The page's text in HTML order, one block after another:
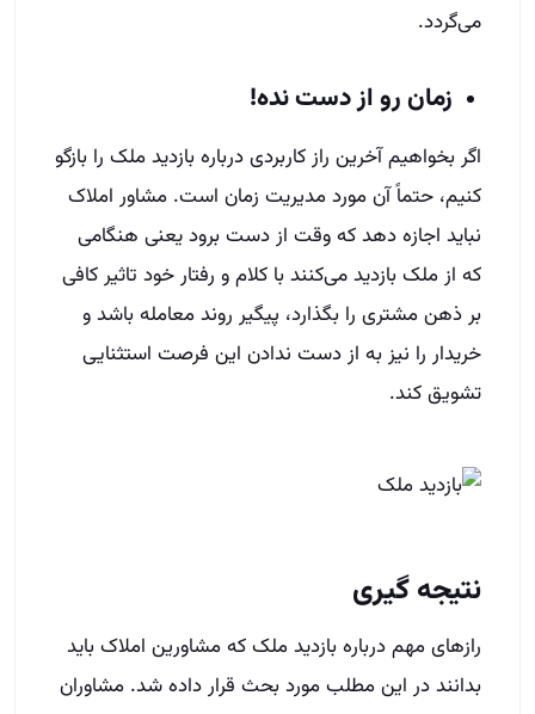
می‌گردد.
زمان رو از دست نده!
اگر بخواهیم آخرین راز کاربردی درباره بازدید ملک را بازگو
کنیم، حتماً آن مورد مدیریت زمان است. مشاور املاک
نباید اجازه دهد که وقت از دست برود یعنی هنگامی
که از ملک بازدید می‌کنند با کلام و رفتار خود تاثیر کافی
بر ذهن مشتری را بگذارد، پیگیر روند معامله باشد و
خریدار را نیز به از دست ندادن این فرصت استثنایی
تشویق کند.
نتیجه گیری
رازهای مهم درباره بازدید ملک که مشاورین املاک باید
بدانند در این مطلب مورد‌ بحث قرار داده شد. مشاوران